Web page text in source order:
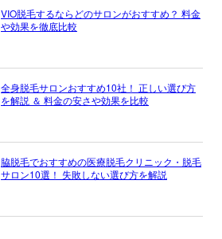
VIO脱毛するならどのサロンがおすすめ？ 料金
や効果を徹底比較
全身脱毛サロンおすすめ10社！ 正しい選び方
を解説 ＆ 料金の安さや効果を比較
脇脱毛でおすすめの医療脱毛クリニック・脱毛
サロン10選！ 失敗しない選び方を解説